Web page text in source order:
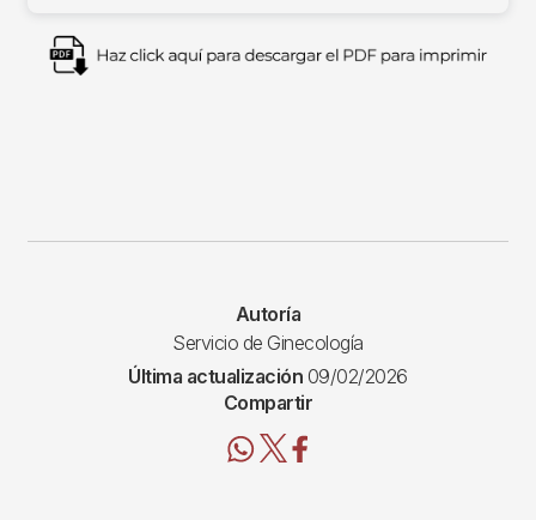
Imagen
Autoría
Servicio de Ginecología
Última actualización 09/02/2026
Compartir